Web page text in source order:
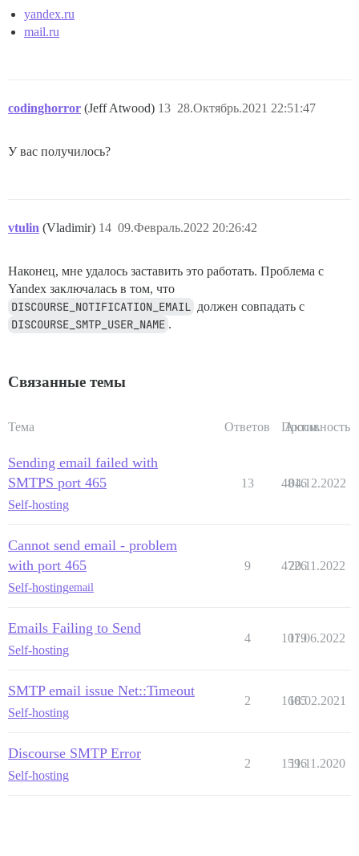
yandex.ru
mail.ru
codinghorror (Jeff Atwood) 28.Октябрь.2021 22:51:47
13
У вас получилось?
vtulin (Vladimir) 09.Февраль.2022 20:26:42
14
Наконец, мне удалось заставить это работать. Проблема с
Yandex заключалась в том, что
DISCOURSE_NOTIFICATION_EMAIL должен совпадать с
DISCOURSE_SMTP_USER_NAME .
Связанные темы
Тема Ответов Просм.
Активность
Sending email failed with
SMTPS port 465
Self-hosting
13 4816
04.12.2022
Cannot send email - problem
with port 465
Self-hostingemail
9 4726
20.11.2022
Emails Failing to Send
Self-hosting
4 1079
11.06.2022
SMTP email issue Net::Timeout
Self-hosting
2 1605
18.02.2021
Discourse SMTP Error
Self-hosting
2 1596
11.11.2020